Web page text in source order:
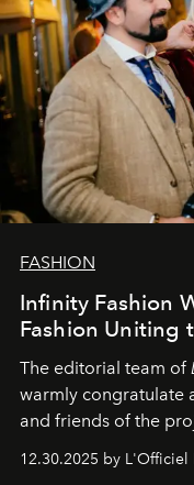
FASHION
Infinity Fashion
Fashion Uniting
The editorial team of
warmly congratulate
and friends of the
May 2026 bring
achievements.
12.30.2025 by L'Officiel